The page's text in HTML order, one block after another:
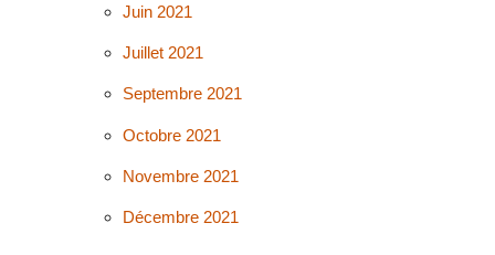
Juin 2021
Juillet 2021
Septembre 2021
Octobre 2021
Novembre 2021
Décembre 2021